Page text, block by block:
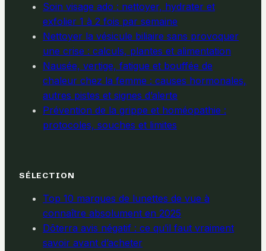
Soin visage ado : nettoyer, hydrater et
exfolier 1 à 2 fois par semaine
Nettoyer la vésicule biliaire sans provoquer
une crise : calculs, plantes et alimentation
Nausée, vertige, fatigue et bouffée de
chaleur chez la femme : causes hormonales,
autres pistes et signes d’alerte
Prévention de la grippe et homéopathie :
protocoles, souches et limites
SÉLECTION
Top 10 marques de lunettes de vue à
connaître absolument en 2025
Dōterra avis négatif : ce qu’il faut vraiment
savoir avant d’acheter